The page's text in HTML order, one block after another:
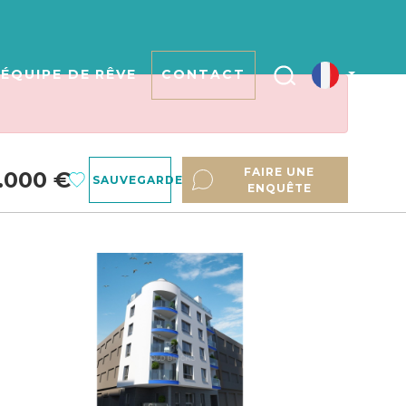
ÉQUIPE DE RÊVE CONTACT
€ SAUVEGARDER
FAIRE UNE
ENQUÊTE